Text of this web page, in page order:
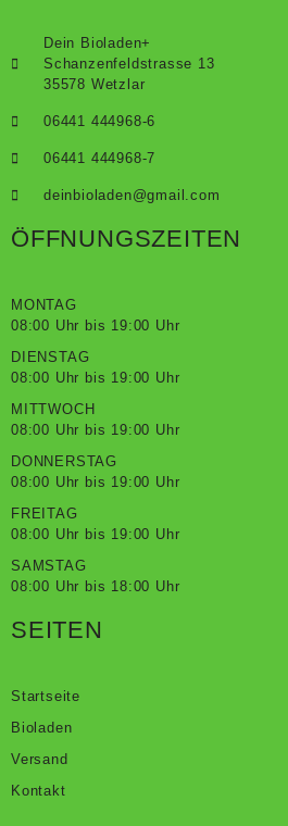
Dein Bioladen+
Schanzenfeldstrasse 13
35578 Wetzlar
06441 444968-6
06441 444968-7
deinbioladen@gmail.com
ÖFFNUNGSZEITEN
MONTAG
08:00 Uhr bis 19:00 Uhr
DIENSTAG
08:00 Uhr bis 19:00 Uhr
MITTWOCH
08:00 Uhr bis 19:00 Uhr
DONNERSTAG
08:00 Uhr bis 19:00 Uhr
FREITAG
08:00 Uhr bis 19:00 Uhr
SAMSTAG
08:00 Uhr bis 18:00 Uhr
SEITEN
Startseite
Bioladen
Versand
Kontakt